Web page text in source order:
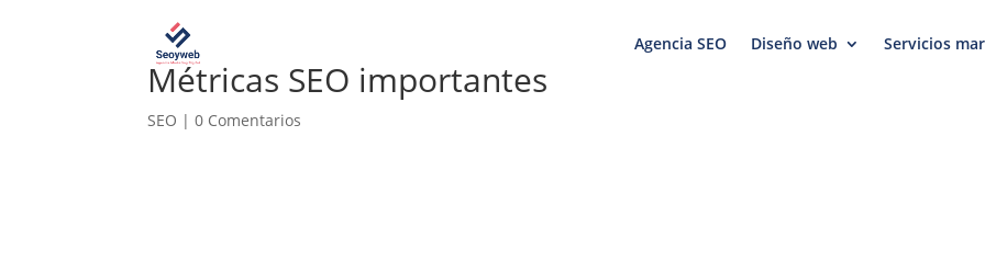
Agencia SEO Diseño web Servicios
Métricas SEO importantes
SEO |0 Comentarios